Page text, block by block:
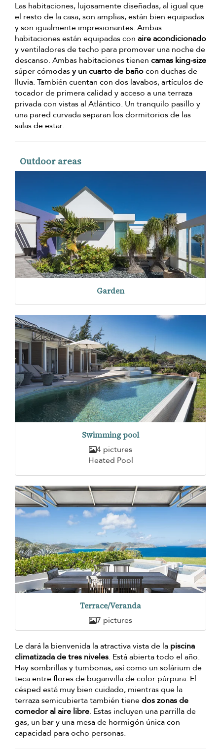
Las habitaciones, lujosamente diseñadas, al igual que
el resto de la casa, son amplias, están bien equipadas
y son igualmente impresionantes. Ambas
habitaciones están equipadas con aire acondicionado
y ventiladores de techo para promover una noche de
descanso. Ambas habitaciones tienen camas king-size
súper cómodasy un cuarto de bañocon duchas de
lluvia. También cuentan con dos lavabos, artículos de
tocador de primera calidad y acceso a una terraza
privada con vistas al Atlántico. Un tranquilo pasillo y
una pared curvada separan los dormitorios de las
salas de estar.
Outdoor areas
Garden
Swimming pool
4 pictures
Heated Pool
Terrace/Veranda
7 pictures
Le dará la bienvenida la atractiva vista de la piscina
climatizada de tres niveles. Está abierta todo el año.
Hay sombrillas y tumbonas, así como un solárium de
teca entre flores de buganvilla de color púrpura. El
césped está muy bien cuidado, mientras que la
terraza semicubierta también tienedos zonas de
comedor al aire libre. Estas incluyen una parrilla de
gas, un bar y una mesa de hormigón única con
capacidad para ocho personas.